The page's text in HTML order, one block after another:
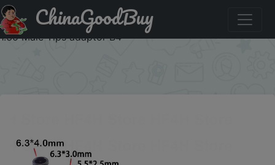
Знижка на 8 in 1 5.5X 2.1 MM DC power jack female plug
adapter Connectors to 6.3 6.0 5.5 4.8 4.0 3.5 2.5 2.1 1.7
1.35 Male Tips adaptor B4
ChinaGoodBuy